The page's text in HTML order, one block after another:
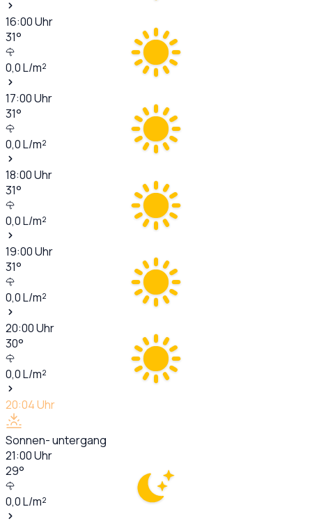
16:00Uhr
31°
0,0L/m²
17:00Uhr
31°
0,0L/m²
18:00Uhr
31°
0,0L/m²
19:00Uhr
31°
0,0L/m²
20:00Uhr
30°
0,0L/m²
20:04Uhr
Sonnen- untergang
21:00Uhr
29°
0,0L/m²